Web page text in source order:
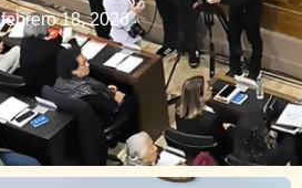
febrero 18, 2026